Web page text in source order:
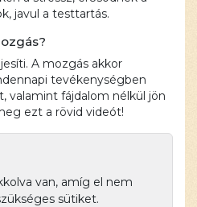
javul a testtartás.
A mozgás akkor
tevékenységben
valamint fájdalom nélkül jön
ezt a rövid videót!
van, amíg el nem
sütiket.